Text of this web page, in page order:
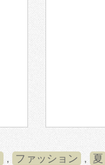
, ファッション , 夏